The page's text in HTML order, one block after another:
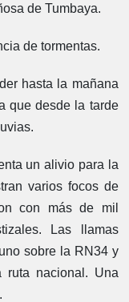
de Tumbaya.
de tormentas.
hasta la mañana
que desde la tarde
un alivio para la
varios focos de
con más de mil
Las llamas
sobre la RN34 y
nacional. Una